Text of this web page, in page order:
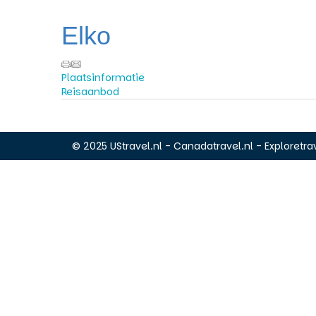
Elko
Plaatsinformatie
Reisaanbod
© 2025 UStravel.nl - Canadatravel.nl -